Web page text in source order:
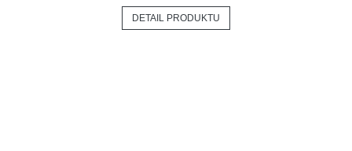
DETAIL PRODUKTU